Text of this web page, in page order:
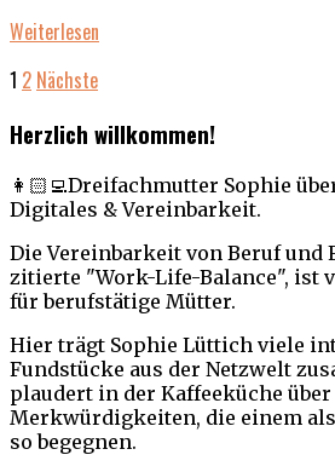
Weiterlesen
1 2 Nächste
Herzlich willkommen!
👩🏻‍💻Dreifachmutter Sophie
Digitales & Vereinbarkeit.
Die Vereinbarkeit von Beruf und
zitierte "Work-Life-Balance", ist
für berufstätige Mütter.
Hier trägt Sophie Lüttich viele
Fundstücke aus der Netzwelt
plaudert in der Kaffeeküche über
Merkwürdigkeiten, die einem
so begegnen.